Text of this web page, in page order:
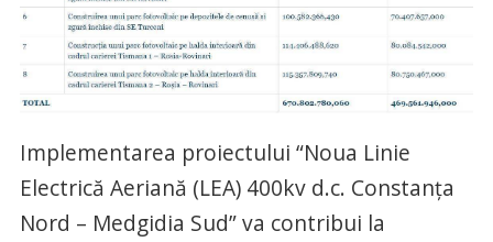
Implementarea proiectului “Noua Linie
Electrică Aeriană (LEA) 400kv d.c. Constanța
Nord – Medgidia Sud” va contribui la